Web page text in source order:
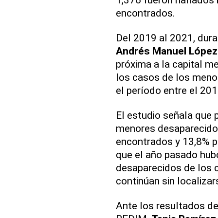
encontrados.
Del 2019 al 2021,
Andrés Manuel
próxima a la capital
los casos de los
el período entre el
El estudio señala que
menores
encontrados y 13,8%
que el año pasado
desaparecidos de los
continúan sin
Ante los resultados